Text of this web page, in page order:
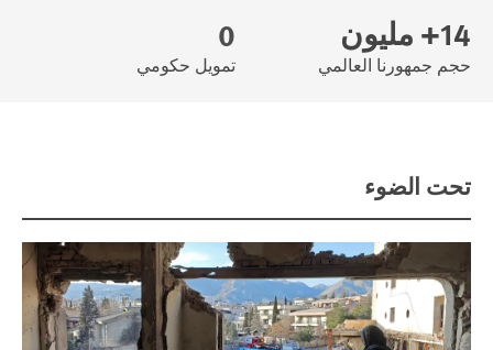
14+ مليون
حجم جمهورنا العالمي
0
تمويل حكومي
تحت الضوء